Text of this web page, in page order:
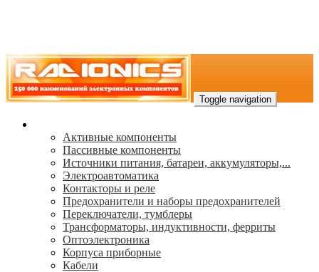
Toggle navigation
Активные компоненты
Пассивные компоненты
Источники питания, батареи, аккумуляторы,...
Электроавтоматика
Контакторы и реле
Предохранители и наборы предохранителей
Переключатели, тумблеры
Трансформаторы, индуктивности, ферриты
Oптоэлектроника
Корпуса приборные
Кабели